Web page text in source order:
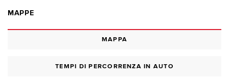
MAPPE
MAPPA
TEMPI DI PERCORRENZA IN AUTO